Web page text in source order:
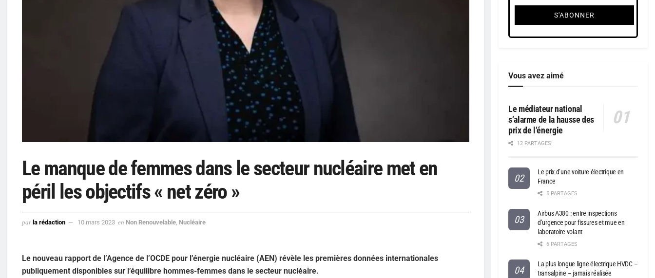
Le manque de femmes dans le secteur nucléaire met en
péril les objectifs « net zéro »
par la rédaction 10 mars 2023 en Non Renouvelable, Nucléaire
Le nouveau rapport de l’Agence de l’OCDE pour l’énergie nucléaire (AEN) révèle les premières données internationales
publiquement disponibles sur l’équilibre hommes-femmes dans le secteur nucléaire.
Vous avez aimé
Le médiateur national
s’alarme de la hausse des
prix de l’énergie
12 PARTAGES
Le prix d’une voiture électrique en
France
5 PARTAGES
Airbus A380 : entre inspections
d’urgence pour fissures et mue en
laboratoire volant
6 PARTAGES
La plus longue ligne électrique HVDC –
transalpine – jamais réalisée